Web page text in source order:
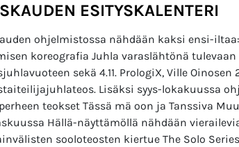
ESITYSKALENTERI
ohjelmistossa nähdään kaksi ensi-iltaa:
koreografia Juhla varaslähtönä tulevaan
sekä 4.11. PrologiX, Ville Oinosen
Lisäksi syys-lokakuussa
teokset Tässä mä oon ja Tanssiva
Hällä-näyttämöllä nähdään vierailevia
sooloteosten kiertue The Solo Series